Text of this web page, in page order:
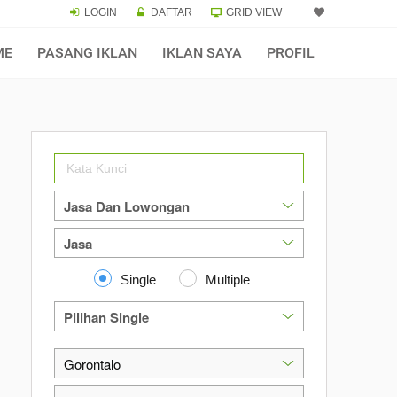
LOGIN DAFTAR GRID VIEW
PASANG IKLAN IKLAN SAYA PROFIL
Single Multiple